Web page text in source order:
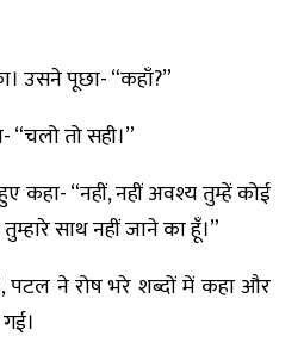
उसने पूछा- “कहाँ?”
तो सही।”
कहा- “नहीं, नहीं अवश्य तुम्हें कोई
साथ नहीं जाने का हूँ।”
पटल ने रोष भरे शब्दों में कहा और